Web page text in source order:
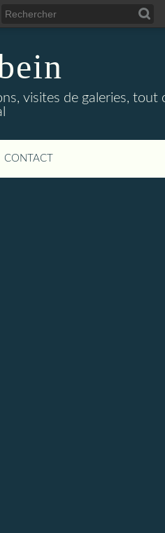
visites de galeries, tout
CONTACT